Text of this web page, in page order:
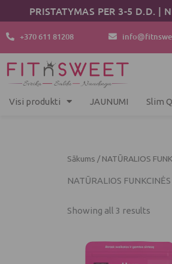
to
content
PRISTATYMAS PER 3-5 D.D. |
+370 611 81208
Visi produkti JAUNUMI Slim
Sākums / NATŪRALIOS
NATŪRALIOS
Showing all 3 results
by